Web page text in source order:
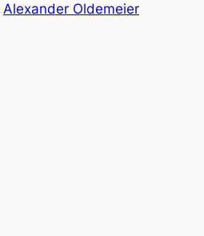
Alexander Oldemeier